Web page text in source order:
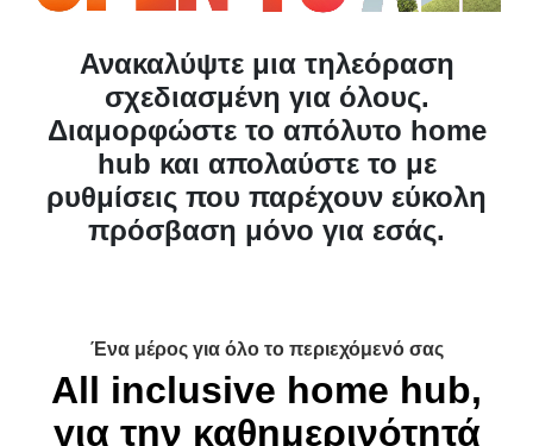
Ανακαλύψτε μια τηλεόραση
σχεδιασμένη για όλους.
Διαμορφώστε το απόλυτο home
hub και απολαύστε το με
ρυθμίσεις που παρέχουν εύκολη
πρόσβαση μόνο για εσάς.
All inclusive home hub,
για την καθημερινότητά
σας